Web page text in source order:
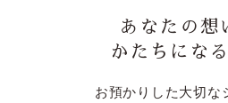
あなたの想
かたちにな
お預かりした大切な